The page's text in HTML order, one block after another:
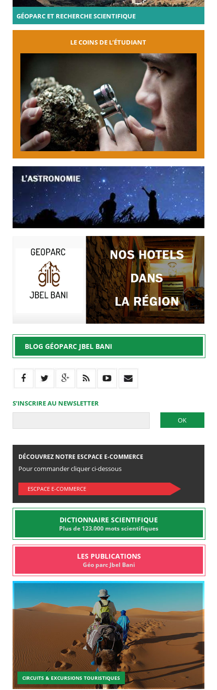
GÉOPARC ET RECHERCHE SCIENTIFIQUE
LE COINS DE L’ÉTUDIANT
BLOG GÉOPARC JBEL BANI
S’INSCRIRE AU NEWSLETTER
DÉCOUVREZ NOTRE ESCPACE E-COMMERCE
Pour commander cliquer ci-dessous
ESCPACE E-COMMERCE
DICTIONNAIRE SCIENTIFIQUE
Plus de 123.000 mots scientifiques
LES PUBLICATIONS
Géo parc Jbel Bani
CIRCUITS & EXCURSIONS TOURISTIQUES